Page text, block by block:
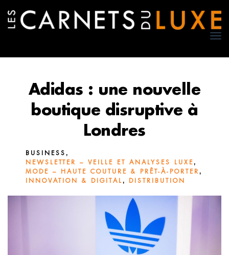
Adidas : une nouvelle
boutique disruptive à
Londres
BUSINESS ,
NEWSLETTER – VEILLE ET ANALYSES LUXE,
MODE – HAUTE COUTURE & PRÊT-À-PORTER ,
INNOVATION & DIGITAL , DISTRIBUTION